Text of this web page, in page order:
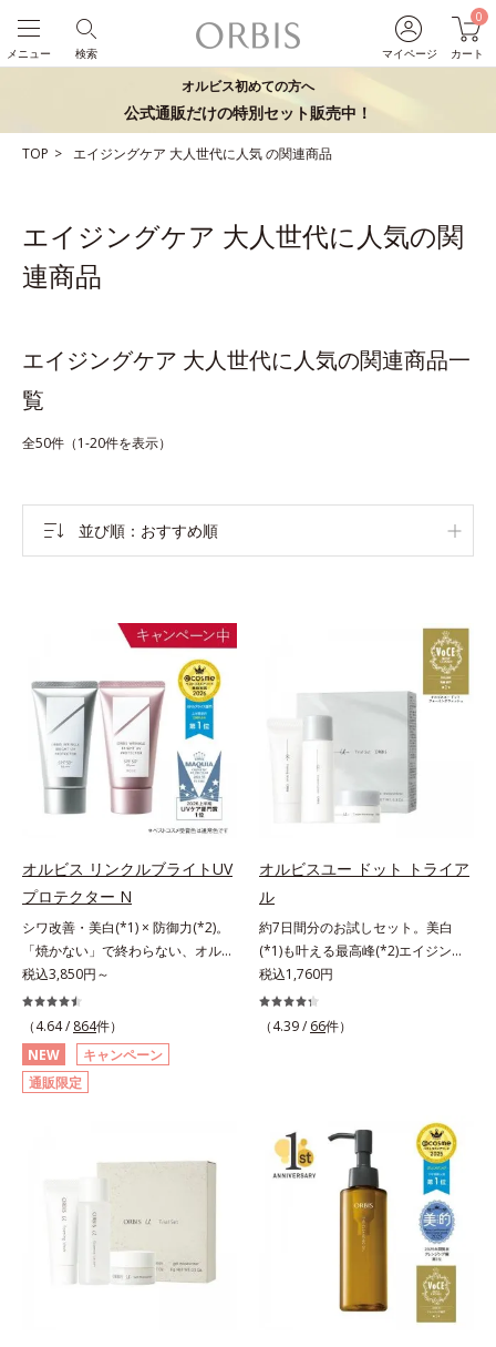
マイページ
0
カート
検索
メニュー
オルビス初めての方へ
公式通販だけの特別セット販売中！
TOP エイジングケア 大人世代に人気の関連商品
エイジングケア 大人世代に人気の関
連商品
エイジングケア 大人世代に人気の関連商品一
覧
全50件（1-20件を表示）
並び順 おすすめ順
オルビス リンクルブライトUV
プロテクター N
シワ改善・美白(*1) × 防御力(*2)。
「焼かない」で終わらない、オルビ
ス最高峰(*3)日焼け止め。シワ改
善・美白(*1) × 防御力(*2)「焼かな
い」で終わらないオルビス最高峰
(*3)顔用日焼け止めです。ポーラ化
成の独自研究による、紫外線に反応
して強固な膜を形成する技術「瞬間
厚く強靭に進化することで、紫外線
守り、美容成分(*5)の浸透を促進
(*6)します。有効成分「ナイアシン
アミド」配合。真皮のコラーゲン産
生を促進し今あるシワを改善。メラ
税込3,850円～
（4.64 / 864件）
NEW
キャンペーン
通販限定
オルビスユー ドット トライア
ル
約7日間分のお試しセット。美白
(*1)も叶える最高峰(*2)エイジング
ケア(*3)。ハリも透明感(*4)も結果
主義。年齢サイン(*5)の因子に着目
した肌科学エイジングケア(*3)シリ
もに現れる年齢サイン(*5)について
研究を進めたところ、弾力感のない
状態である「ハリのなさ」や、くす
み(*6)などが現れている状態である
「透明感のなさ」が現れることで大
人の肌印象に大きな影響を与えてい
ることが分かりました。そこでオル
ビスユー ドットシリーズは美容成
分(*7)として「G.D.F.アクティベー
税込1,760円
（4.39 / 66件）